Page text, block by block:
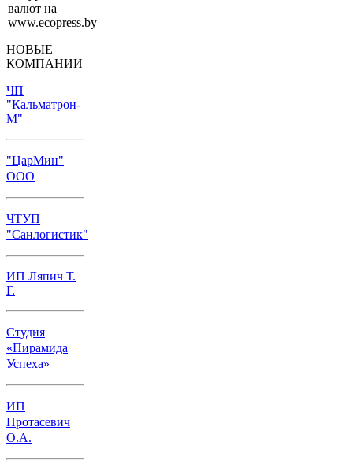
НОВЫЕ
КОМПАНИИ
ЧП
"Кальматрон-
М"
"ЦарМин"
ООО
ЧТУП
"Санлогистик"
ИП Ляпич Т.
Г.
Студия
«Пирамида
Успеха»
ИП
Протасевич
О.А.